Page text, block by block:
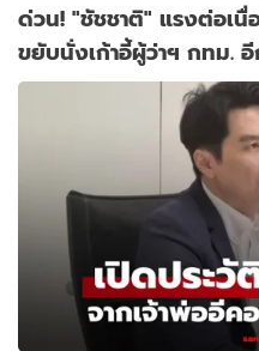
ด่วน! "ชัชชาติ" แรงต่อเ
ขยับนั่งเก้าอี้ผู้ว่าฯ กทม.